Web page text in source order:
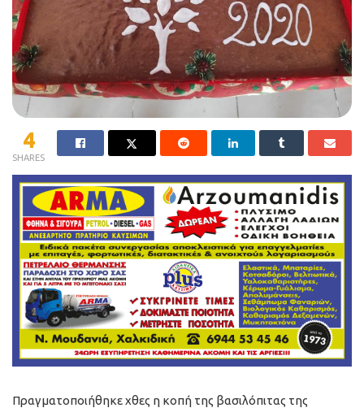
4
SHARES
Πραγματοποιήθηκε χθες η κοπή της βασιλόπιτας της